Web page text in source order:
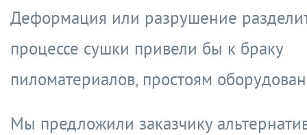
Деформация или разрушение
процессе сушки привели бы к браку
пиломатериалов, простоям
Мы предложили заказчику